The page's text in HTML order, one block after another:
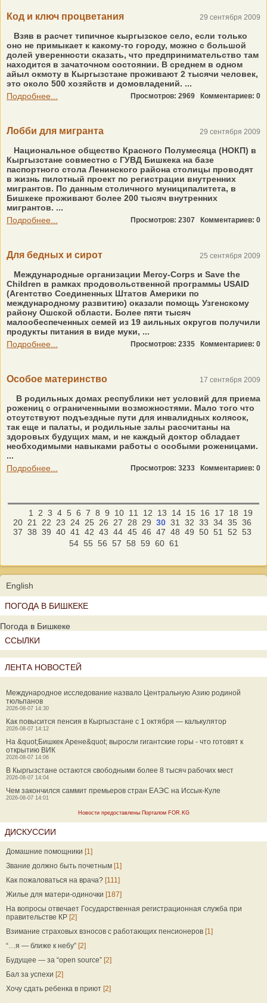
Код и ключ процветания 29 сентября 2009
Взяв в расчет типичное кыргызское село, если только
оно не примыкает к какому-то городу, можно с большой
долей уверенности сказать, что предпринимательство там
находится в зачаточном состоянии. В среднем в одном
айыл окмоту в Кыргызстане проживают 2 тысячи человек,
это около 500 хозяйств и домовладений. ...
Подробнее...
Просмотров: 2969 Комментариев: 0
Лобби для мигранта 29 сентября 2009
Национальное общество Красного Полумесяца (НОКП) в
Кыргызстане совместно с ГУВД Бишкека на базе
паспортного стола Ленинского района столицы проводят
в жизнь пилотный проект по регистрации внутренних
мигрантов. По данным столичного муниципалитета, в
Бишкеке проживают более 200 тысяч внутренних
мигрантов. ...
Подробнее...
Просмотров: 2307 Комментариев: 0
Для бедных и сирот 25 сентября 2009
Международные организации Mercy-Corps и Save the
Children в рамках продовольственной программы USAID
(Агентство Соединенных Штатов Америки по
международному развитию) оказали помощь Узгенскому
району Ошской области. Более пяти тысяч
малообеспеченных семей из 19 аильных округов получили
продукты питания в виде муки, ...
Подробнее...
Просмотров: 2335 Комментариев: 0
Особое материнство 17 сентября 2009
В родильных домах республики нет условий для приема
рожениц с ограниченными возможностями. Мало того что
отсутствуют подъездные пути для инвалидных колясок,
так еще и палаты, и родильные залы рассчитаны на
здоровых будущих мам, и не каждый доктор обладает
необходимыми навыками работы с особыми роженицами.
...
Подробнее...
Просмотров: 3233 Комментариев: 0
1 2 3 4 5 6 7 8 9 10 11 12 13 14 15 16 17 18
19
20 21 22 23 24 25 26 27 28 29 30 31 32 33 34 35 36
37 38 39 40 41 42 43 44 45 46 47 48 49 50 51 52 53
54 55 56 57 58 59 60 61
English
ПОГОДА В БИШКЕКЕ
Погода в Бишкеке
ССЫЛКИ
ЛЕНТА НОВОСТЕЙ
Международное исследование назвало Центральную Азию родиной
тюльпанов
2026-08-07 14:30
Как повысится пенсия в Кыргызстане с 1 октября — калькулятор
2026-08-07 14:12
На &quot;Бишкек Арене&quot; выросли гигантские горы - что готовят к
открытию ВИК
2026-08-07 14:06
В Кыргызстане остаются свободными более 8 тысяч рабочих мест
2026-08-07 14:04
Чем закончился саммит премьеров стран ЕАЭС на Иссык-Куле
2026-08-07 14:01
Новости предоставлены Порталом FOR.KG
ДИСКУССИИ
Домашние помощники [1]
Звание должно быть почетным [1]
Как пожаловаться на врача? [111]
Жилье для матери-одиночки [187]
На вопросы отвечает Государственная регистрационная служба при
правительстве КР [2]
Взимание страховых взносов с работающих пенсионеров [1]
“…я — ближе к небу” [2]
Будущее — за “open source” [2]
Бал за успехи [2]
Хочу сдать ребенка в приют [2]